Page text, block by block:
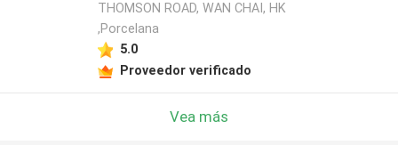
THOMSON ROAD, WAN CHAI, HK
,Porcelana
5.0
Proveedor verificado
Vea más